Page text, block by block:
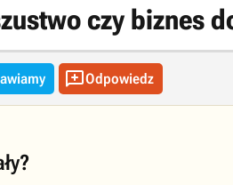
czy biznes
Odpowiedz